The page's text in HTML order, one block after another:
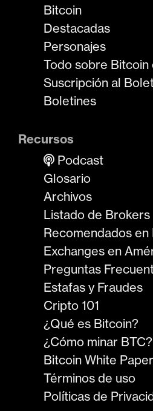
Bitcoin
Destacadas
Personajes
Todo sobre Bitcoin
Suscripción al
Boletines
Recursos
Podcast
Glosario
Archivos
Listado de Brokers
Recomendados
Exchanges en
Preguntas
Estafas y Fraudes
Cripto 101
¿Qué es Bitcoin?
¿Cómo minar BTC?
Bitcoin White
Términos de uso
Políticas de